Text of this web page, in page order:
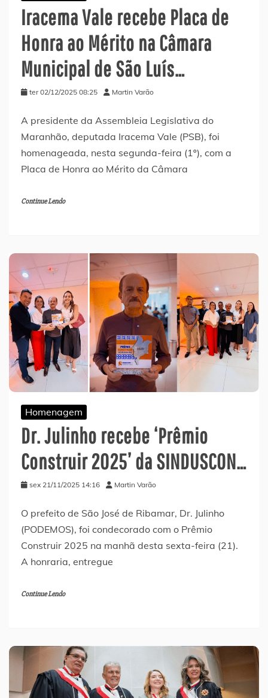
Iracema Vale recebe Placa de
Honra ao Mérito na Câmara
Municipal de São Luís…
ter 02/12/2025 08:25 Martin Varão
A presidente da Assembleia Legislativa do
Maranhão, deputada Iracema Vale (PSB), foi
homenageada, nesta segunda-feira (1º), com a
Placa de Honra ao Mérito da Câmara
Continue Lendo
Homenagem
Dr. Julinho recebe ‘Prêmio
Construir 2025’ da SINDUSCON…
sex 21/11/2025 14:16 Martin Varão
O prefeito de São José de Ribamar, Dr. Julinho
(PODEMOS), foi condecorado com o Prêmio
Construir 2025 na manhã desta sexta-feira (21).
A honraria, entregue
Continue Lendo